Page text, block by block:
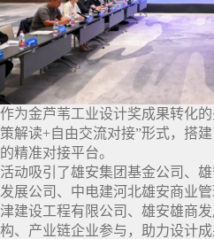
作为金芦苇工业设计奖成果转化
策解读+自由交流对接”形式，搭
的精准对接平台。
活动吸引了雄安集团基金公司、
发展公司、中电建河北雄安商业
津建设工程有限公司、雄安雄商
构、产业链企业参与，助力设计